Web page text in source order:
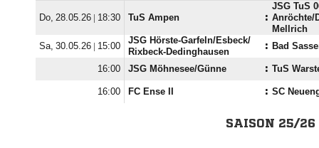
  |  TuS Ampen :
JSG TuS
Anröchte/​
Mellrich
  | 
JSG Hörste-Garfeln/​Esbeck/​
Rixbeck-Dedinghausen
: Bad
 JSG Möhnesee/​Günne : TuS
 FC Ense II : SC
SAISON 25/26